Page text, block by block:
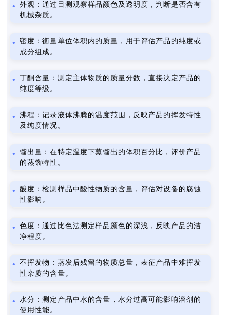
外观：通过目测观察样品颜色及透明度，判断是否含有
机械杂质。
密度：衡量单位体积内的质量，用于评估产品的纯度或
成分组成。
丁酮含量：测定主体物质的质量分数，直接决定产品的
纯度等级。
沸程：记录液体沸腾的温度范围，反映产品的挥发特性
及纯度情况。
馏出量：在特定温度下蒸馏出的体积百分比，评价产品
的蒸馏特性。
酸度：检测样品中酸性物质的含量，评估对设备的腐蚀
性影响。
色度：通过比色法测定样品颜色的深浅，反映产品的洁
净程度。
不挥发物：蒸发后残留的物质总量，表征产品中难挥发
性杂质的含量。
水分：测定产品中水的含量，水分过高可能影响溶剂的
使用性能。